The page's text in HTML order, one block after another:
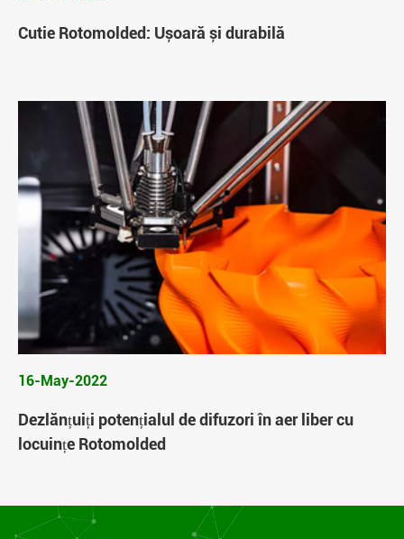
Cutie Rotomolded: Ușoară și durabilă
16-May-2022
Dezlănțuiți potențialul de difuzori în aer liber cu
locuințe Rotomolded